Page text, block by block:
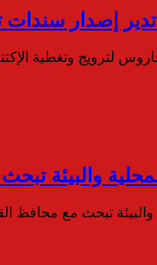
سندات توريق بقيمة 744
لترويج وتغطية
والبيئة
والبيئة تبحث مع